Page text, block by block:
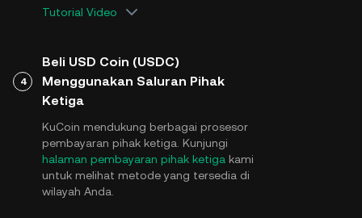
Tutorial Video
4
Beli USD Coin (USDC)
Menggunakan Saluran Pihak
Ketiga
KuCoin mendukung berbagai prosesor
pembayaran pihak ketiga. Kunjungi
halaman pembayaran pihak ketiga kami
untuk melihat metode yang tersedia di
wilayah Anda.